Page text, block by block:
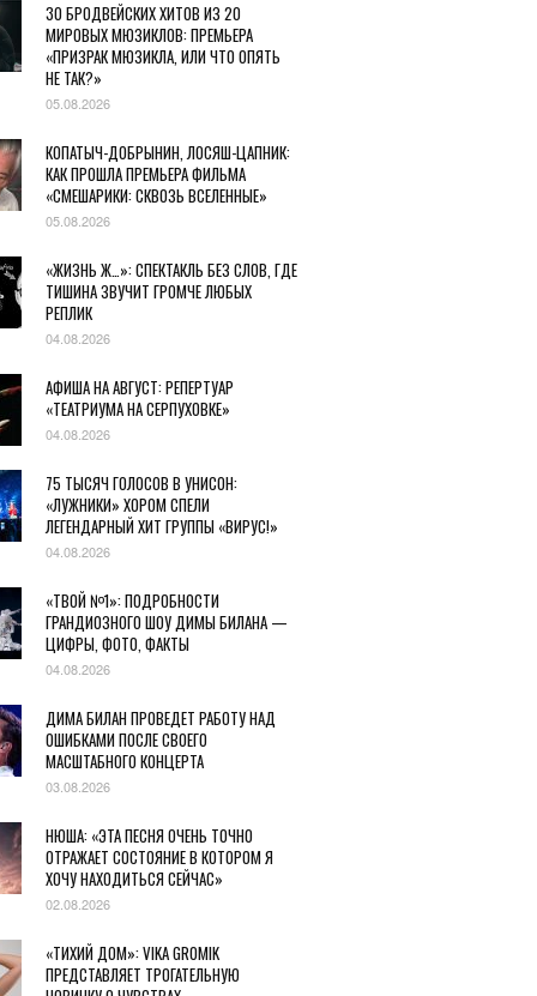
30 БРОДВЕЙСКИХ ХИТОВ ИЗ 20
МИРОВЫХ МЮЗИКЛОВ: ПРЕМЬЕРА
«ПРИЗРАК МЮЗИКЛА, ИЛИ ЧТО ОПЯТЬ
НЕ ТАК?»
05.08.2026
КОПАТЫЧ-ДОБРЫНИН, ЛОСЯШ-ЦАПНИК:
КАК ПРОШЛА ПРЕМЬЕРА ФИЛЬМА
«СМЕШАРИКИ: СКВОЗЬ ВСЕЛЕННЫЕ»
05.08.2026
«ЖИЗНЬ Ж…»: СПЕКТАКЛЬ БЕЗ СЛОВ, ГДЕ
ТИШИНА ЗВУЧИТ ГРОМЧЕ ЛЮБЫХ
РЕПЛИК
04.08.2026
АФИША НА АВГУСТ: РЕПЕРТУАР
«ТЕАТРИУМА НА СЕРПУХОВКЕ»
04.08.2026
75 ТЫСЯЧ ГОЛОСОВ В УНИСОН:
«ЛУЖНИКИ» ХОРОМ СПЕЛИ
ЛЕГЕНДАРНЫЙ ХИТ ГРУППЫ «ВИРУС!»
04.08.2026
«ТВОЙ №1»: ПОДРОБНОСТИ
ГРАНДИОЗНОГО ШОУ ДИМЫ БИЛАНА —
ЦИФРЫ, ФОТО, ФАКТЫ
04.08.2026
ДИМА БИЛАН ПРОВЕДЕТ РАБОТУ НАД
ОШИБКАМИ ПОСЛЕ СВОЕГО
МАСШТАБНОГО КОНЦЕРТА
03.08.2026
НЮША: «ЭТА ПЕСНЯ ОЧЕНЬ ТОЧНО
ОТРАЖАЕТ СОСТОЯНИЕ В КОТОРОМ Я
ХОЧУ НАХОДИТЬСЯ СЕЙЧАС»
02.08.2026
«ТИХИЙ ДОМ»: VIKA GROMIK
ПРЕДСТАВЛЯЕТ ТРОГАТЕЛЬНУЮ